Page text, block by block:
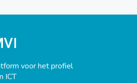
voor het profiel
ICT